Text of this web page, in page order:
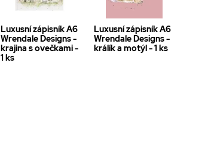
Luxusní zápisník A6
Wrendale Designs -
krajina s ovečkami -
1 ks
Luxusní zápisník A6
Wrendale Designs -
králík a motýl - 1 ks